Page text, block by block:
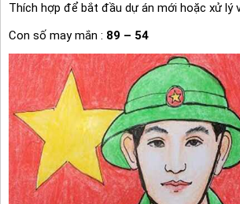
Thích hợp để bắt đầu dự án mới hoặc xử lý
Con số may mắn : 89 – 54